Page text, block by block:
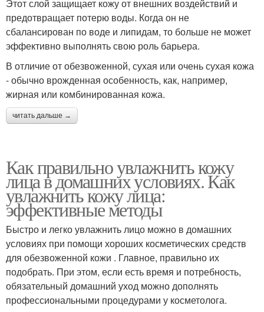
Этот слой защищает кожу от внешних воздействий и
предотвращает потерю воды. Когда он не
сбалансирован по воде и липидам, то больше не может
эффективно выполнять свою роль барьера.
В отличие от обезвоженной, сухая или очень сухая кожа
- обычно врожденная особенность, как, например,
жирная или комбинированная кожа.
читать дальше →
Как правильно увлажнить кожу
лица в домашних условиях. Как
увлажнить кожу лица:
эффективные методы
Быстро и легко увлажнить лицо можно в домашних
условиях при помощи хороших косметических средств
для обезвоженной кожи . Главное, правильно их
подобрать. При этом, если есть время и потребность,
обязательный домашний уход можно дополнять
профессиональными процедурами у косметолога.